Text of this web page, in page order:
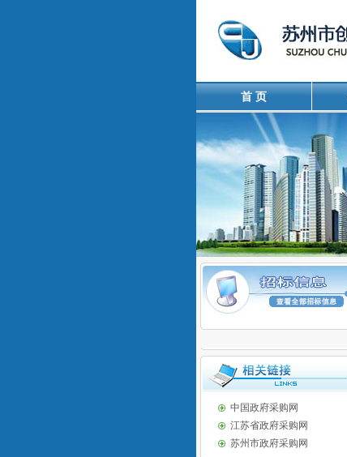
首 页
中国政府采购网
江苏省政府采购网
苏州市政府采购网